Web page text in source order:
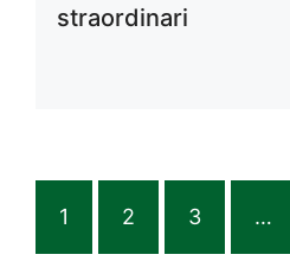
straordinari
1 2 3 …